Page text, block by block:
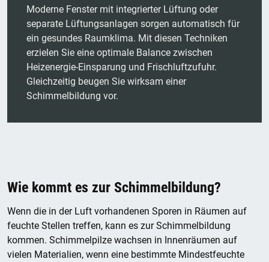
Moderne Fenster mit integrierter Lüftung oder
separate Lüftungsanlagen sorgen automatisch für
ein gesundes Raumklima. Mit diesen Techniken
erzielen Sie eine optimale Balance zwischen
Heizenergie-Einsparung und Frischluftzufuhr.
Gleichzeitig beugen Sie wirksam einer
Schimmelbildung vor.
Wie kommt es zur Schimmelbildung?
Wenn die in der Luft vorhandenen Sporen in Räumen auf
feuchte Stellen treffen, kann es zur Schimmelbildung
kommen. Schimmelpilze wachsen in Innenräumen auf
vielen Materialien, wenn eine bestimmte Mindestfeuchte